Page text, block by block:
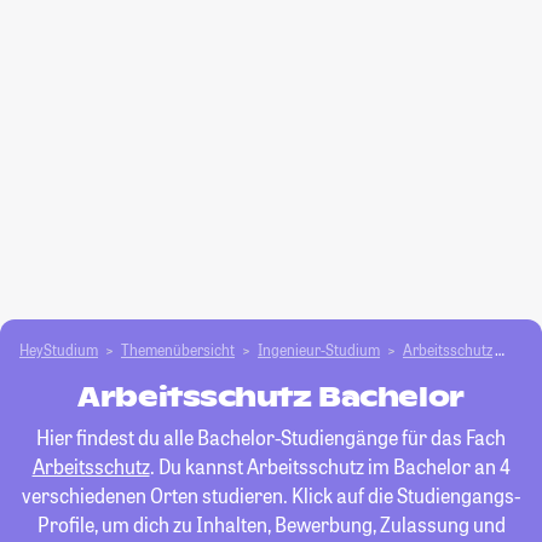
HeyStudium Themenübersicht Ingenieur-Studium Arbeitsschutz
Arbeitsschutz Bachelor
Hier findest du alle Bachelor-Studiengänge für das Fach
Arbeitsschutz. Du kannst Arbeitsschutz im Bachelor an 4
verschiedenen Orten studieren. Klick auf die Studiengangs-
Profile, um dich zu Inhalten, Bewerbung, Zulassung und